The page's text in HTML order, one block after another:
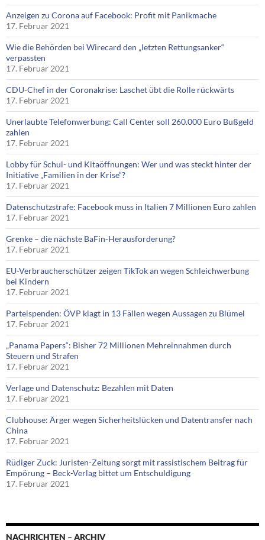
Anzeigen zu Corona auf Facebook: Profit mit Panikmache
17. Februar 2021
Wie die Behörden bei Wirecard den „letzten Rettungsanker“
verpassten
17. Februar 2021
CDU-Chef in der Coronakrise: Laschet übt die Rolle rückwärts
17. Februar 2021
Unerlaubte Telefonwerbung: Call Center soll 260.000 Euro Bußgeld
zahlen
17. Februar 2021
Lobby für Schul- und Kitaöffnungen: Wer und was steckt hinter der
Initiative „Familien in der Krise“?
17. Februar 2021
Datenschutzstrafe: Facebook muss in Italien 7 Millionen Euro zahlen
17. Februar 2021
Grenke – die nächste BaFin-Herausforderung?
17. Februar 2021
EU-Verbraucherschützer zeigen TikTok an wegen Schleichwerbung
bei Kindern
17. Februar 2021
Parteispenden: ÖVP klagt in 13 Fällen wegen Aussagen zu Blümel
17. Februar 2021
„Panama Papers“: Bisher 72 Millionen Mehreinnahmen durch
Steuern und Strafen
17. Februar 2021
Verlage und Datenschutz: Bezahlen mit Daten
17. Februar 2021
Clubhouse: Ärger wegen Sicherheitslücken und Datentransfer nach
China
17. Februar 2021
Rüdiger Zuck: Juristen-Zeitung sorgt mit rassistischem Beitrag für
Empörung – Beck-Verlag bittet um Entschuldigung
17. Februar 2021
NACHRICHTEN – ARCHIV